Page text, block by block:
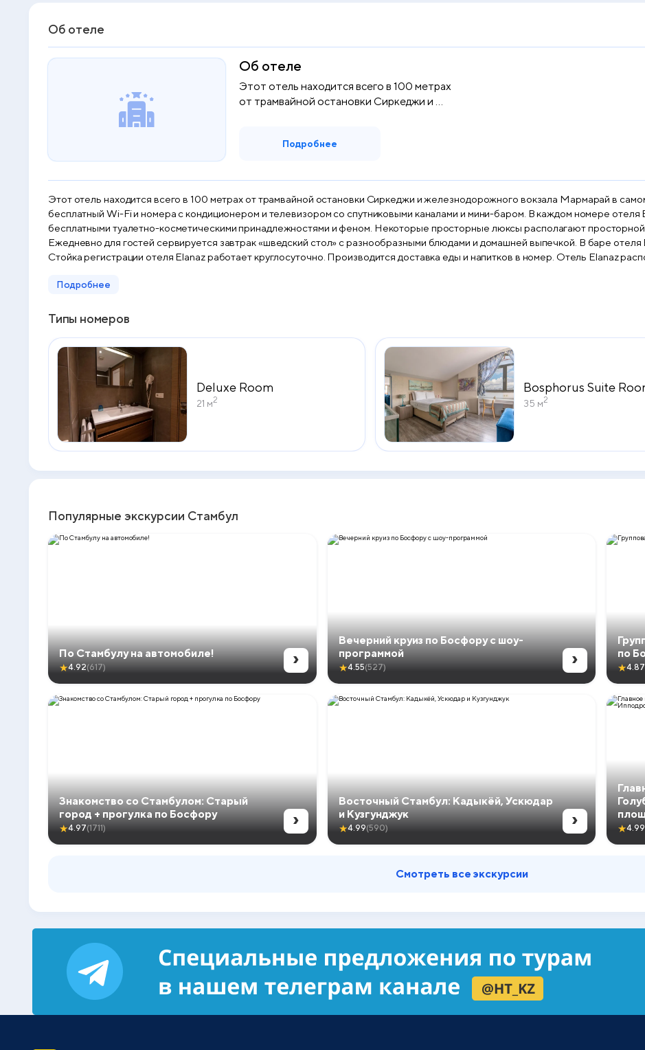
Об отеле
Об отеле
Этот отель находится всего в 100 метрах
от трамвайной остановки Сиркеджи и ...
Подробнее
Этот отель находится всего в 100 метрах от трамвайной остановки Сиркеджи и железнодорожного вокзала Мармарай в
бесплатный Wi-Fi и номера с кондиционером и телевизором со спутниковыми каналами и мини-баром. В каждом номере отеля Elanaz есть собственная ванная комната с
бесплатными туалетно-косметическими принадлежностями и феном. Некоторые просторные люксы располагают просторной
Ежедневно для гостей сервируется завтрак «шведский стол» с разнообразными блюдами и домашней выпечкой. В баре отеля
Стойка регистрации отеля Elanaz работает круглосуточно. Производится доставка еды и напитков в номер. Отель Elanaz расположен всего в 10 минутах ходьбы от дворца
Ататюрка составляет 19 км.
Подробнее
Типы номеров
Deluxe Room
21 м2
Bosphorus Suite
35 м2
Популярные экскурсии Стамбул
По Стамбулу на автомобиле!
★4.92(617) ›
Вечерний круиз по Босфору с шоу-
программой
★4.55(527) ›
по
★4.87
Знакомство со Стамбулом: Старый
город + прогулка по Босфору
★4.97(1711) ›
Восточный Стамбул: Кадыкёй, Ускюдар
и Кузгунджук
★4.99(590) › ★4.99
Смотреть все экскурсии